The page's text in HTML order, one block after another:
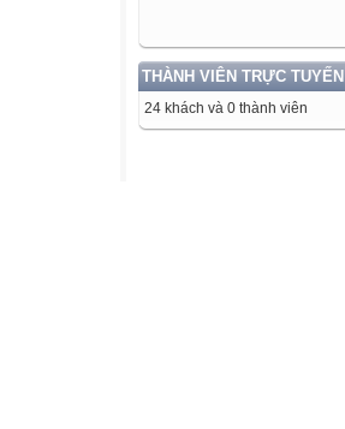
THÀNH VIÊN TRỰC TUYẾN
24 khách và 0 thành viên